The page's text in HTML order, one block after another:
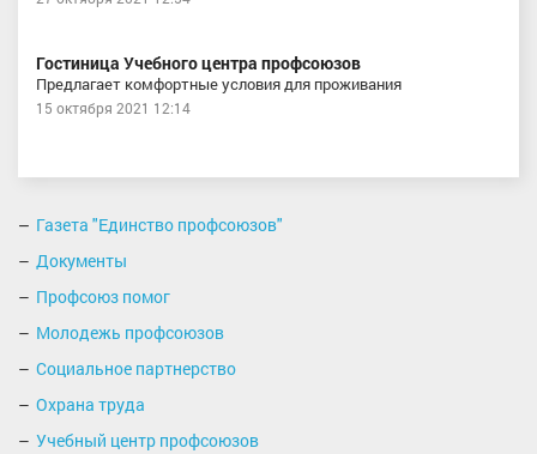
Гостиница Учебного центра профсоюзов
Предлагает комфортные условия для проживания
15 октября 2021 12:14
Газета "Единство профсоюзов"
Документы
Профсоюз помог
Молодежь профсоюзов
Социальное партнерство
Охрана труда
Учебный центр профсоюзов